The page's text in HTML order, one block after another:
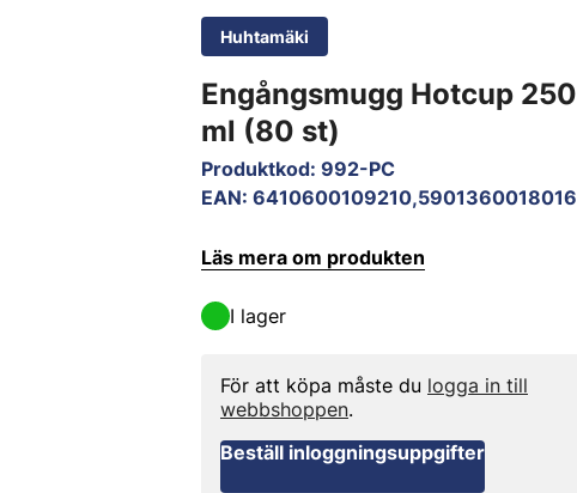
Huhtamäki
Engångsmugg Hotcup 250
ml (80 st)
Produktkod: 992-PC
EAN: 6410600109210,5901360018016
Läs mera om produkten
I lager
För att köpa måste du logga in till
webbshoppen.
Beställ inloggningsuppgifter